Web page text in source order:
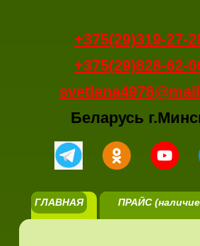
+375(29)319-27-
+375(29)828-62-
Беларусь
ГЛАВНАЯ
ПРАЙС